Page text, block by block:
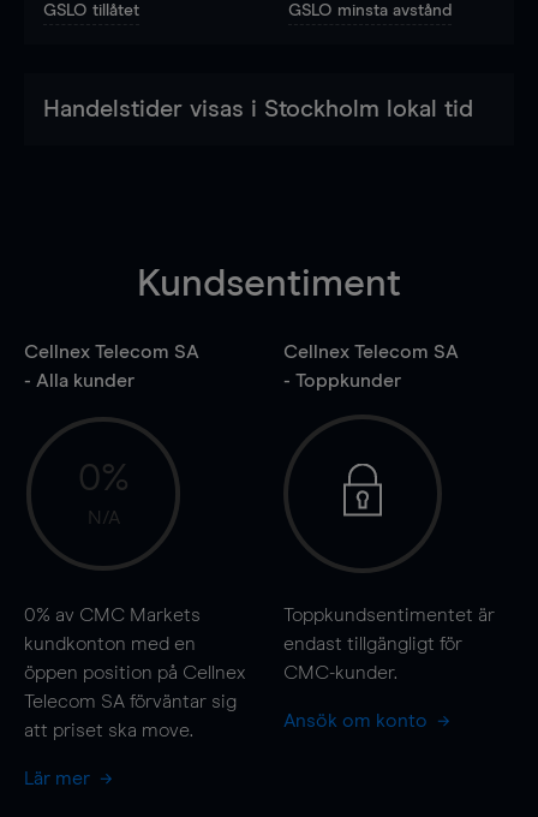
GSLO tillåtet GSLO minsta avstånd
Handelstider visas i Stockholm lokal tid
Kundsentiment
Cellnex Telecom SA
- Alla kunder
0%
N/A
0% av CMC Markets
kundkonton med en
öppen position på Cellnex
Telecom SA förväntar sig
att priset ska move.
Lär mer
Cellnex Telecom SA
- Toppkunder
Toppkundsentimentet är
endast tillgängligt för
CMC-kunder.
Ansök om konto